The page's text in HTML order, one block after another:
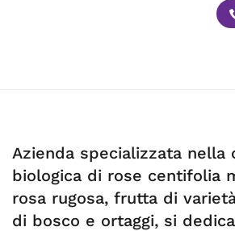
Azienda specializzata nella
biologica di rose centifolia
rosa rugosa, frutta di
di bosco e ortaggi, si